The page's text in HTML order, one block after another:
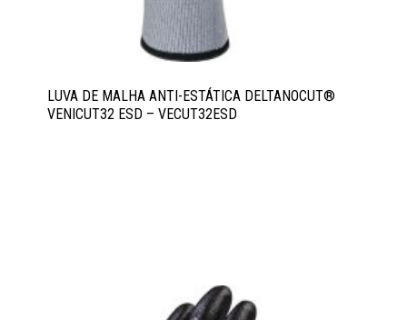
LUVA DE MALHA ANTI-ESTÁTICA DELTANOCUT®
VENICUT32 ESD – VECUT32ESD